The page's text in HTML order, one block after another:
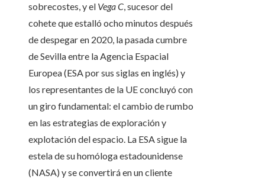
sobrecostes, y el Vega C, sucesor del
cohete que estalló ocho minutos después
de despegar en 2020, la pasada cumbre
de Sevilla entre la Agencia Espacial
Europea (ESA por sus siglas en inglés) y
los representantes de la UE concluyó con
un giro fundamental: el cambio de rumbo
en las estrategias de exploración y
explotación del espacio. La ESA sigue la
estela de su homóloga estadounidense
(NASA) y se convertirá en un cliente